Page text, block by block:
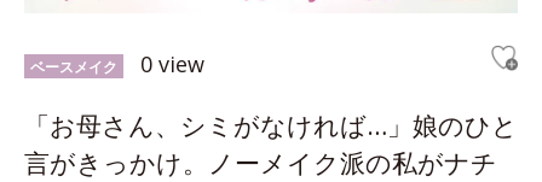
ベースメイク 0 view
「お母さん、シミがなければ…」娘のひと
言がきっかけ。ノーメイク派の私がナチ